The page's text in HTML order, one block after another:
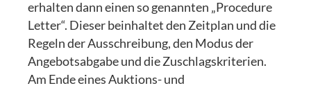
erhalten dann einen so genannten „Procedure
Letter“. Dieser beinhaltet den Zeitplan und die
Regeln der Ausschreibung, den Modus der
Angebotsabgabe und die Zuschlagskriterien.
Am Ende eines Auktions- und